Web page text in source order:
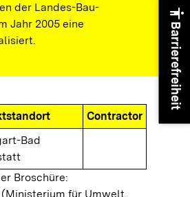
der Landes-Bau-
Jahr 2005 eine
Contractor
Bad
Broschüre:
(Ministerium für Umwelt,
accessibility
Barrierefreiheit